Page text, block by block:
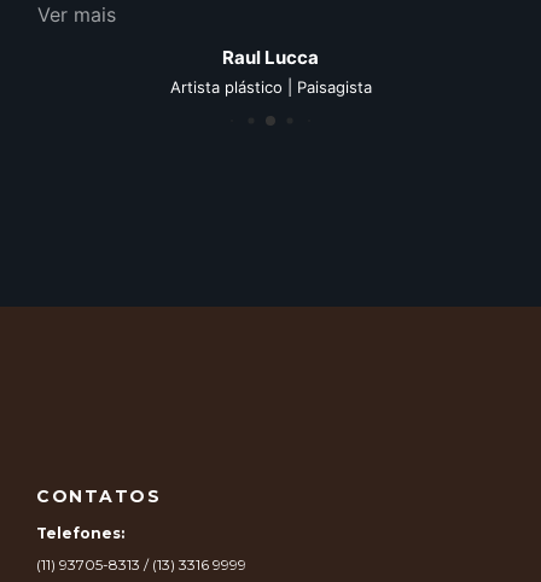
Ver mais
Raul Lucca
Artista plástico | Paisagista
CONTATOS
Telefones:
(11) 93705-8313 / (13) 3316 9999